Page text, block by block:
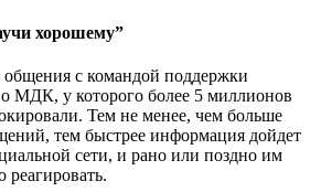
хорошему”
общения с командой поддержки
МДК, у которого более 5 миллионов
Тем не менее, чем больше
тем быстрее информация дойдет
сети, и рано или поздно им
реагировать.